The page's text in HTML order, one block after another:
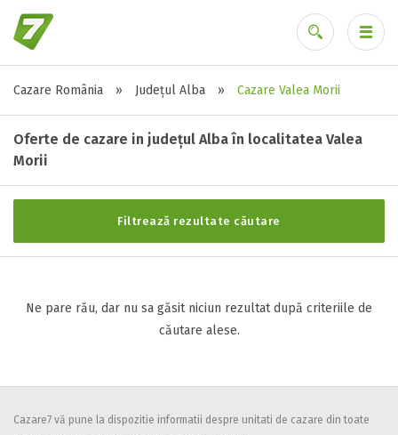
Cazare România » Județul Alba » Cazare Valea Morii
Oferte de cazare in județul Alba în localitatea Valea
Morii
Filtrează rezultate căutare
Stele / margarete
Neclasificat
3 stele / margarete
4 stele / margarete
Selecteaza pretul
Facilități
Ne pare rău, dar nu sa găsit niciun rezultat după criteriile de
căutare alese.
Cazare7 vă pune la dispozitie informatii despre unitati de cazare din toate